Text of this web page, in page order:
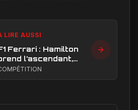
LIRE AUSSI
Ferrari : Hamilton
l’ascendant,
sous pression